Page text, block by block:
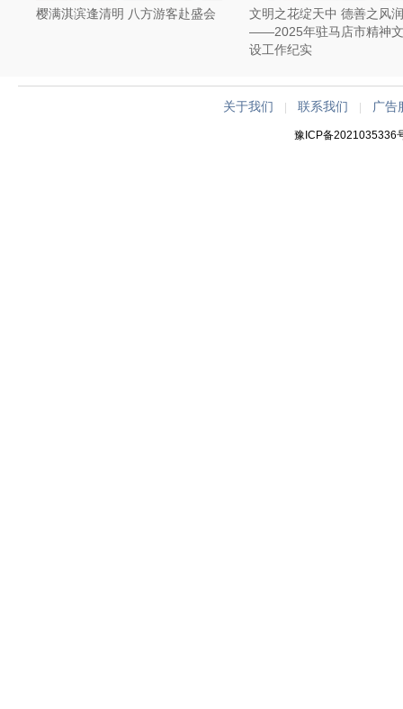
樱满淇滨逢清明 八方游客赴盛会
文明之花绽天中 德善之风
——2025年驻马店市精神
设工作纪实
关于我们 |联系我们 广告
豫ICP备2021035336